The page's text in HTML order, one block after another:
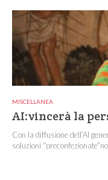
MISCELLANEA
AI:vincerà la
Con la diffusione dell’AI
soluzioni